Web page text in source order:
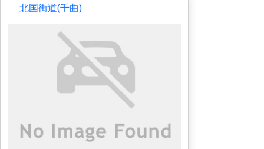
北国街道(千曲)